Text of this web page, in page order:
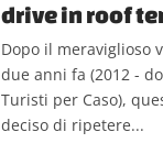
drive in roof
Dopo il meraviglioso
due anni fa (2012 -
Turisti per Caso),
deciso di ripetere...